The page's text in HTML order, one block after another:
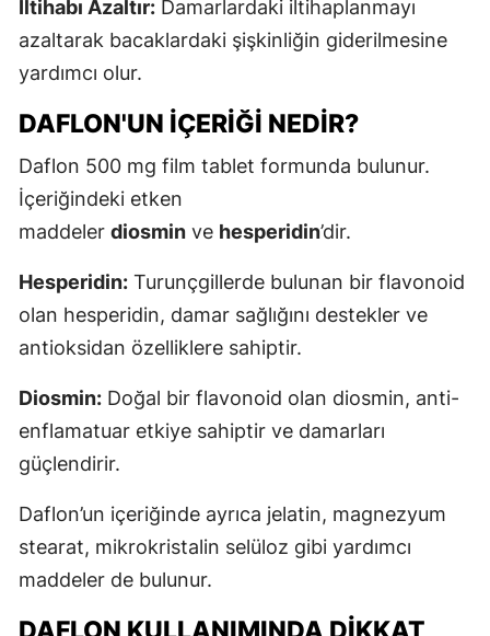
İltihabı Azaltır: Damarlardaki iltihaplanmayı
azaltarak bacaklardaki şişkinliğin giderilmesine
yardımcı olur.
DAFLON'UN İÇERIĞI NEDIR?
Daflon 500 mg film tablet formunda bulunur.
İçeriğindeki etken
maddeler diosmin ve hesperidin’dir.
Hesperidin: Turunçgillerde bulunan bir flavonoid
olan hesperidin, damar sağlığını destekler ve
antioksidan özelliklere sahiptir.
Diosmin: Doğal bir flavonoid olan diosmin, anti-
enflamatuar etkiye sahiptir ve damarları
güçlendirir.
Daflon’un içeriğinde ayrıca jelatin, magnezyum
stearat, mikrokristalin selüloz gibi yardımcı
maddeler de bulunur.